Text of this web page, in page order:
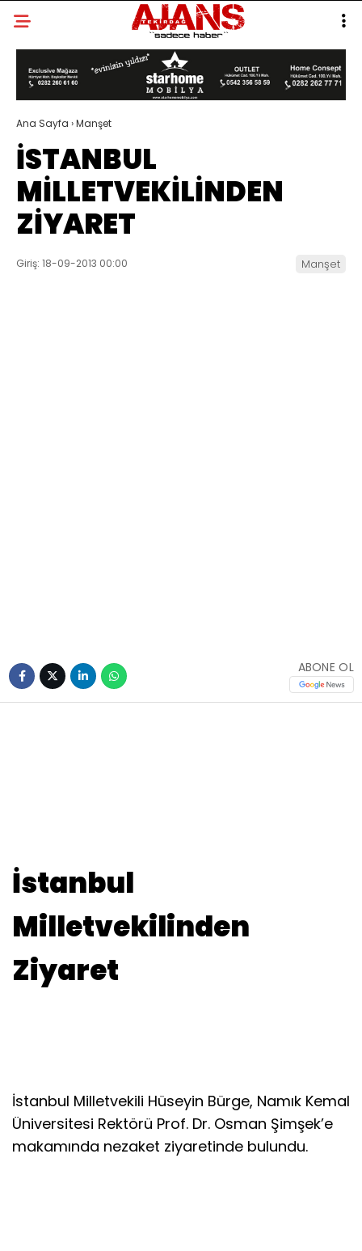
Ana Sayfa ›Manşet
İSTANBUL
MİLLETVEKİLİNDEN
ZİYARET
Giriş: 18-09-2013 00:00 Manşet
ABONE OL
İstanbul
Milletvekilinden
Ziyaret
İstanbul Milletvekili Hüseyin Bürge, Namık Kemal
Üniversitesi Rektörü Prof. Dr. Osman Şimşek’e
makamında nezaket ziyaretinde bulundu.